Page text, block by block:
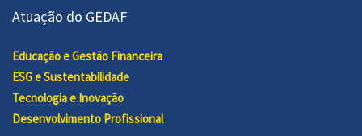
Atuação do GEDAF
Educação e Gestão Financeira
ESG e Sustentabilidade
Tecnologia e Inovação
Desenvolvimento Profissional